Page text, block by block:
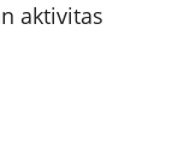
aktivitas